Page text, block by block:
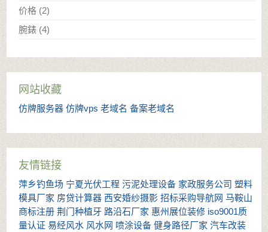
价格 (2)
腕錶 (4)
网站收藏
仿牌服务器 仿牌vps 老域名 备案老域名
友情链接
萍乡钓鱼场 宁夏光伏工程 污泥处理设备 家政服务公司 塑料
模具厂家 房贷计算器 西安婚纱摄影 招标采购导航网 马鞍山
商标注册 荆门种植牙 路沿石厂家 惠州展位装修 iso9001质
量认证 易经风水 风水网 喷涂设备 健身路径厂家 汽车改装